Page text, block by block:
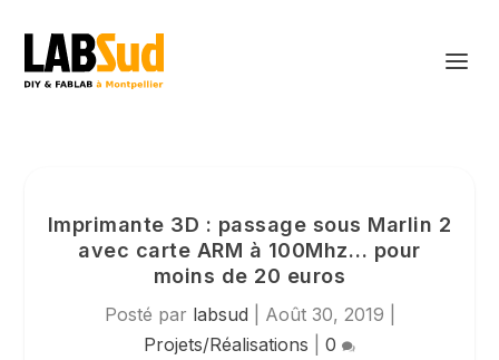
Imprimante 3D : passage sous Marlin 2
avec carte ARM à 100Mhz… pour
moins de 20 euros
Posté par labsud Août 30, 2019
Projets/Réalisations
0